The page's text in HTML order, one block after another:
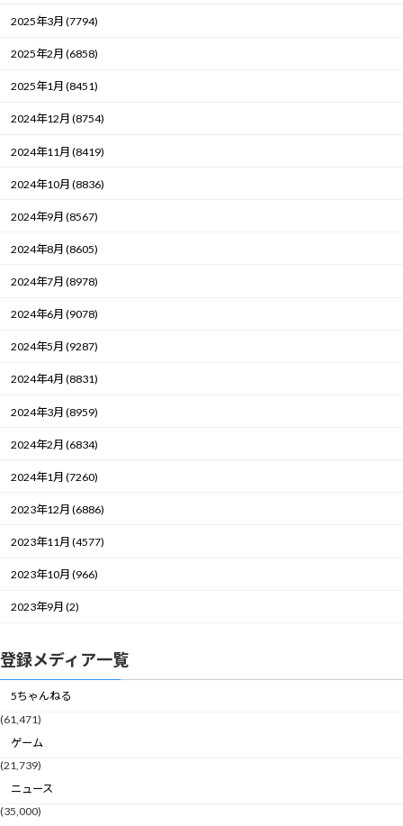
2025年3月 (7794)
2025年2月 (6858)
2025年1月 (8451)
2024年12月 (8754)
2024年11月 (8419)
2024年10月 (8836)
2024年9月 (8567)
2024年8月 (8605)
2024年7月 (8978)
2024年6月 (9078)
2024年5月 (9287)
2024年4月 (8831)
2024年3月 (8959)
2024年2月 (6834)
2024年1月 (7260)
2023年12月 (6886)
2023年11月 (4577)
2023年10月 (966)
2023年9月 (2)
登録メディア一覧
5ちゃんねる
(61,471)
ゲーム
(21,739)
ニュース
(35,000)